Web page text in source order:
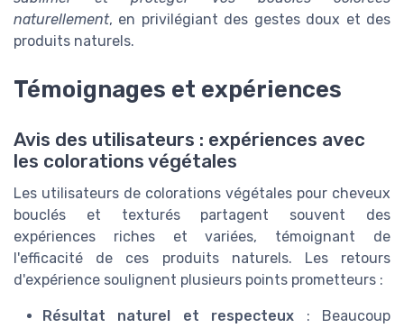
naturellement, en privilégiant des gestes doux et des
produits naturels.
Témoignages et expériences
Avis des utilisateurs : expériences avec
les colorations végétales
Les utilisateurs de colorations végétales pour cheveux
bouclés et texturés partagent souvent des
expériences riches et variées, témoignant de
l'efficacité de ces produits naturels. Les retours
d'expérience soulignent plusieurs points prometteurs :
Résultat naturel et respecteux : Beaucoup